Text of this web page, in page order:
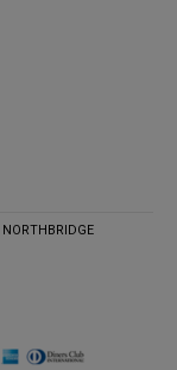
NORTHBRIDGE